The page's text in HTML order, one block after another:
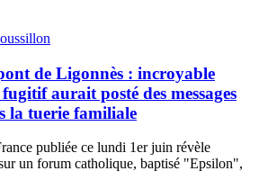
de Ligonnès : incroyable
aurait posté des messages
la tuerie familiale
publiée ce lundi 1er juin révèle
un forum catholique, baptisé "Epsilon",